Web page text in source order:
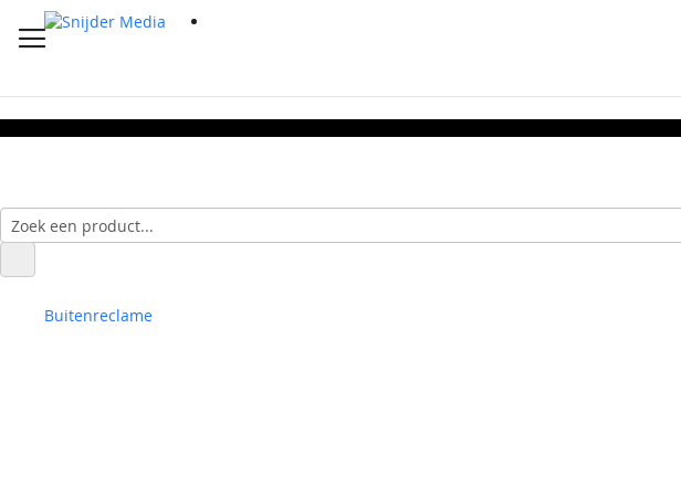
Buitenreclame